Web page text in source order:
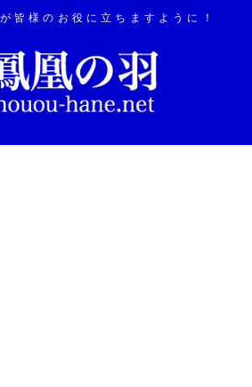
皆様のお役に立ちますように！